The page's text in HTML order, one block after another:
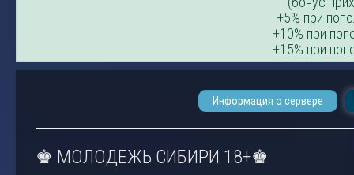
+5% при
+10% при
+15% при
Информация о сервере
♚ МОЛОДЕЖЬ СИБИРИ 18+♚